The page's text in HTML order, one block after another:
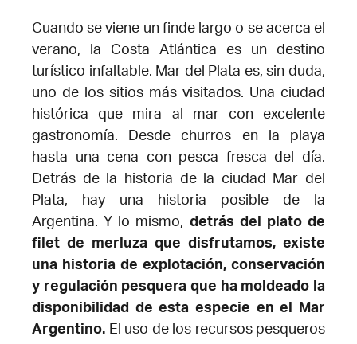
Cuando se viene un finde largo o se acerca el
verano, la Costa Atlántica es un destino
turístico infaltable. Mar del Plata es, sin duda,
uno de los sitios más visitados. Una ciudad
histórica que mira al mar con excelente
gastronomía. Desde churros en la playa
hasta una cena con pesca fresca del día.
Detrás de la historia de la ciudad Mar del
Plata, hay una historia posible de la
Argentina. Y lo mismo, detrás del plato de
filet de merluza que disfrutamos, existe
una historia de explotación, conservación
y regulación pesquera que ha moldeado la
disponibilidad de esta especie en el Mar
Argentino. El uso de los recursos pesqueros